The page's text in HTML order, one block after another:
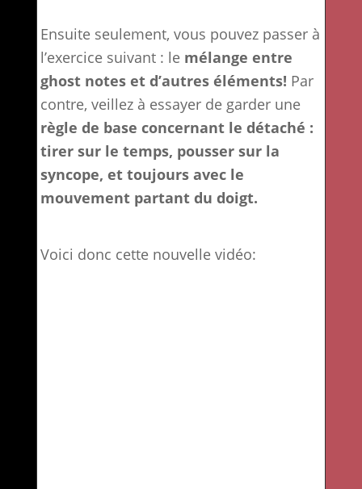
Ensuite seulement, vous pouvez passer à
l’exercice suivant : le mélange entre
ghost notes et d’autres éléments! Par
contre, veillez à essayer de garder une
règle de base concernant le détaché :
tirer sur le temps, pousser sur la
syncope, et toujours avec le
mouvement partant du doigt.
Voici donc cette nouvelle vidéo: